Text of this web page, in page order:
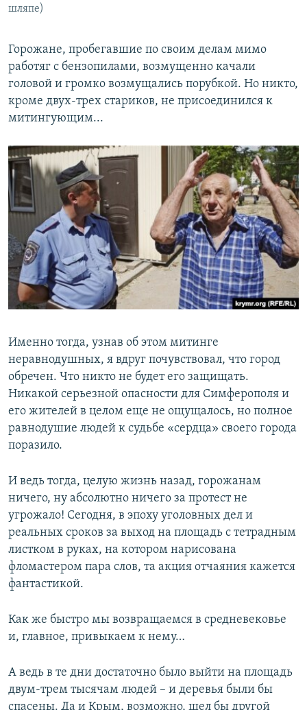
шляпе)
Горожане, пробегавшие по своим делам мимо
работяг с бензопилами, возмущенно качали
головой и громко возмущались порубкой. Но никто,
кроме двух-трех стариков, не присоединился к
митингующим...
Именно тогда, узнав об этом митинге
неравнодушных, я вдруг почувствовал, что город
обречен. Что никто не будет его защищать.
Никакой серьезной опасности для Симферополя и
его жителей в целом еще не ощущалось, но полное
равнодушие людей к судьбе «сердца» своего города
поразило.
И ведь тогда, целую жизнь назад, горожанам
ничего, ну абсолютно ничего за протест не
угрожало! Сегодня, в эпоху уголовных дел и
реальных сроков за выход на площадь с тетрадным
листком в руках, на котором нарисована
фломастером пара слов, та акция отчаяния кажется
фантастикой.
Как же быстро мы возвращаемся в средневековье
и, главное, привыкаем к нему…
А ведь в те дни достаточно было выйти на площадь
двум-трем тысячам людей – и деревья были бы
спасены. Да и Крым, возможно, шел бы другой